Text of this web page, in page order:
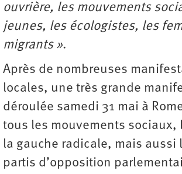
ouvrière, les mouvements
jeunes, les écologistes, les
migrants ».
Après de nombreuses
locales, une très grande
déroulée samedi 31 mai à
tous les mouvements sociaux,
la gauche radicale, mais aussi
partis d’opposition